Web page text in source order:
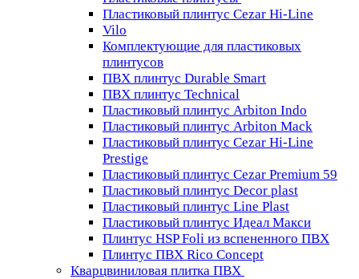
Пластиковый плинтус Cezar Hi-Line
Vilo
Комплектующие для пластиковых
плинтусов
ПВХ плинтус Durable Smart
ПВХ плинтус Technical
Пластиковый плинтус Arbiton Indo
Пластиковый плинтус Arbiton Mack
Пластиковый плинтус Cezar Hi-Line
Prestige
Пластиковый плинтус Cezar Premium 59
Пластиковый плинтус Decor plast
Пластиковый плинтус Line Plast
Пластиковый плинтус Идеал Макси
Плинтус HSP Foli из вспененного ПВХ
Плинтус ПВХ Rico Concept
Кварцвиниловая плитка ПВХ